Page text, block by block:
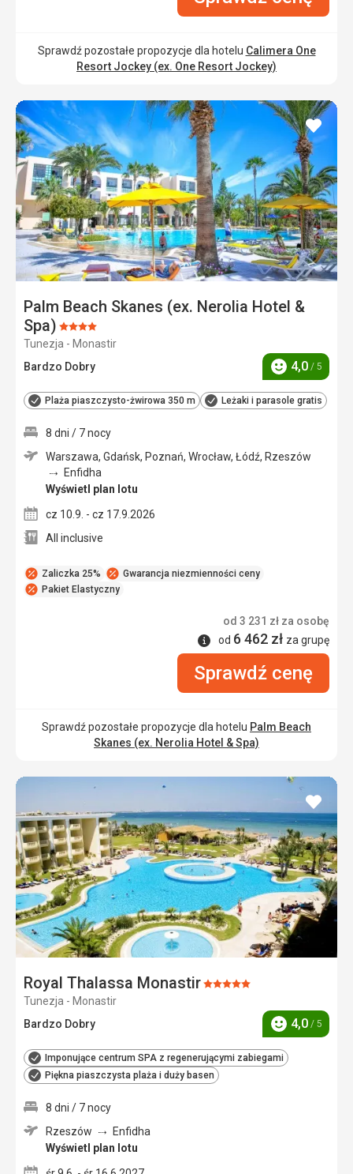
Sprawdź pozostałe propozycje dla hotelu Calimera One
Resort Jockey (ex. One Resort Jockey)
Palm Beach Skanes (ex. Nerolia Hotel &
Spa) Ocena:
4/5
Tunezja - Monastir
Bardzo Dobry
Ocena
4,0 / 5
Plaża piaszczysto-żwirowa 350 m Leżaki i parasole gratis
dodaj
do
Zaliczka 25%
Gwarancja niezmienności ceny
Pakiet Elastyczny
8 dni / 7 nocy
Warszawa, Gdańsk, Poznań, Wrocław, Łódź, Rzeszów
Enfidha
Wyświetl plan lotu
cz 10.9. - cz 17.9.2026
All inclusive
od 3 231 zł za osobę
Informacje
od 6 462 zł za grupę
Sprawdź cenę
Sprawdź pozostałe propozycje dla hotelu Palm Beach
Skanes (ex. Nerolia Hotel & Spa)
Royal Thalassa MonastirOcena:
Tunezja - Monastir
Bardzo Dobry
Ocena
4,0 / 5
Imponujące centrum SPA z regenerującymi zabiegami
Piękna piaszczysta plaża i duży basen
dodaj
8 dni / 7 nocy
Rzeszów
Enfidha
Wyświetl plan lotu